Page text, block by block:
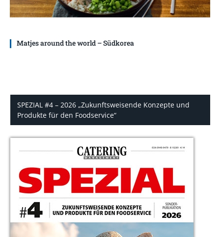
Matjes around the world – Südkorea
SPEZIAL #4 – 2026 „Zukunftsweisende Konzepte und
Produkte für den Foodservice“